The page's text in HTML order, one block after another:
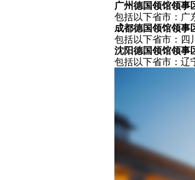
广州德国领馆领事
包括以下省市：广
成都德国领馆领事
包括以下省市：四
沈阳德国领馆领事
包括以下省市：辽